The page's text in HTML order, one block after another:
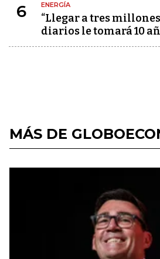
6 ENERGÍA
“Llegar a tres
diarios le tomará 10
MÁS DE